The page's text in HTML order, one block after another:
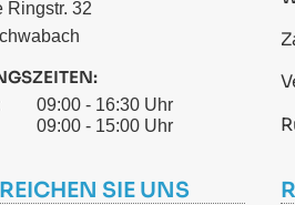
Ringstr. 32
09:00 - 16:30 Uhr
09:00 - 15:00 Uhr
SIE UNS